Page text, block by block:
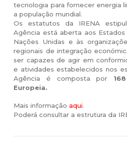
tecnologia para fornecer energia
a população mundial.
Os estatutos da IRENA
Agência está aberta aos
Nações Unidas e às
regionais de integração
ser capazes de agir em
e atividades estabelecidos nos
Agência é composta por
Europeia.
Mais informaçãoaqui.
Poderá consultar a estrutura da